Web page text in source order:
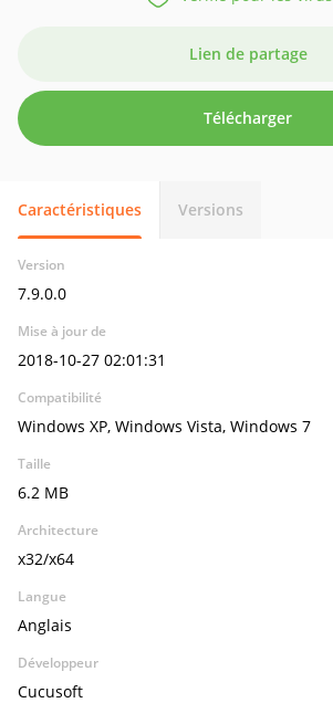
Lien de partage
Télécharger
Caractéristiques Versions
Version
7.9.0.0
Mise à jour de
2018-10-27 02:01:31
Compatibilité
Windows XP, Windows Vista, Windows 7
Taille
6.2 MB
Architecture
x32/x64
Langue
Anglais
Développeur
Cucusoft